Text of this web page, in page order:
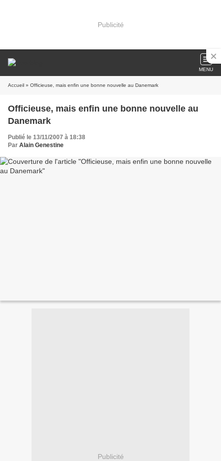
Publicité
MENU
Accueil » Officieuse, mais enfin une bonne nouvelle au Danemark
Officieuse, mais enfin une bonne nouvelle au
Danemark
Publié le 13/11/2007 à 18:38
Par Alain Genestine
Publicité